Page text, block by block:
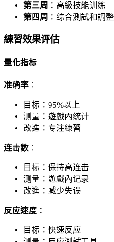
第三周 ：高級技能训练
第四周 ：综合測試和調整
練習效果评估
量化指标
准确率 ：
目标：95%以上
测量：遊戲內统计
改進：专注練習
连击数 ：
目标：保持高连击
测量：遊戲內记录
改進：减少失误
反应速度 ：
目标：快速反应